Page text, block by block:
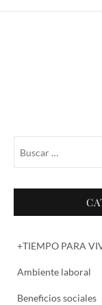
+TIEMPO PARA
Ambiente laboral
Beneficios sociales